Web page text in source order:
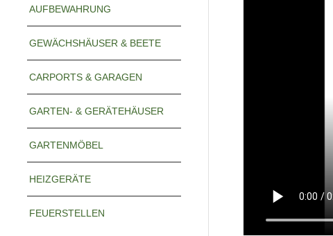
AUFBEWAHRUNG
GEWÄCHSHÄUSER & BEETE
CARPORTS & GARAGEN
GARTEN- & GERÄTEHÄUSER
GARTENMÖBEL
HEIZGERÄTE
FEUERSTELLEN